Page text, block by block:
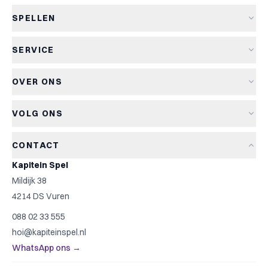
SPELLEN
Nieuwe spellen
Kinderspellen
Top 10
SERVICE
Retourneren
OVER ONS
Het Kapiteinsspel
Spelregels
Contact
VOLG ONS
CONTACT
Kapitein Spel
Mildijk 38
4214 DS Vuren
088 02 33 555
hoi@kapiteinspel.nl
WhatsApp ons →